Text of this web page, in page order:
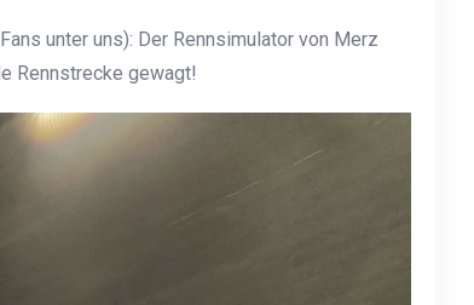
unter uns): Der Rennsimulator von Merz
Rennstrecke gewagt!